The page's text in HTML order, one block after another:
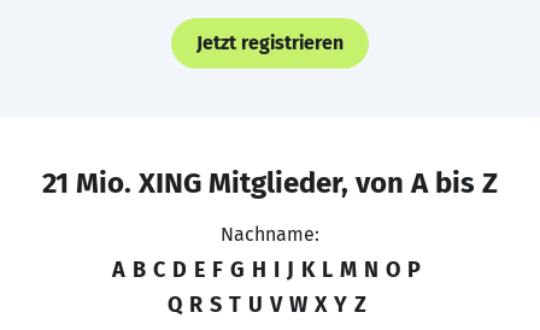
Jetzt registrieren
21 Mio. XING Mitglieder, von A bis Z
Nachname:
A B C D E F G H I J K L M N O P
Q R S T U V W X Y Z